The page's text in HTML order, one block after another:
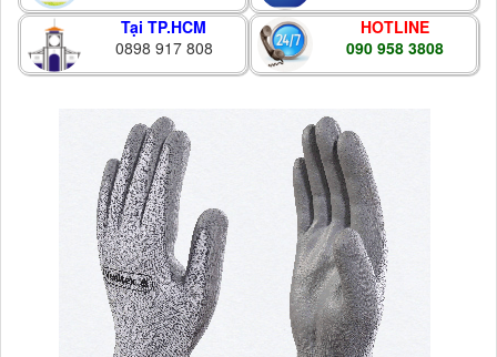
Tại TP.HCM
0898 917 808
HOTLINE
090 958 3808